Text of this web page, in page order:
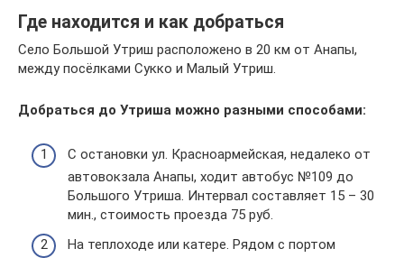
Где находится и как добраться
Село Большой Утриш расположено в 20 км от Анапы,
между посёлками Сукко и Малый Утриш.
Добраться до Утриша можно разными способами:
С остановки ул. Красноармейская, недалеко от
автовокзала Анапы, ходит автобус №109 до
Большого Утриша. Интервал составляет 15 – 30
мин., стоимость проезда 75 руб.
На теплоходе или катере. Рядом с портом